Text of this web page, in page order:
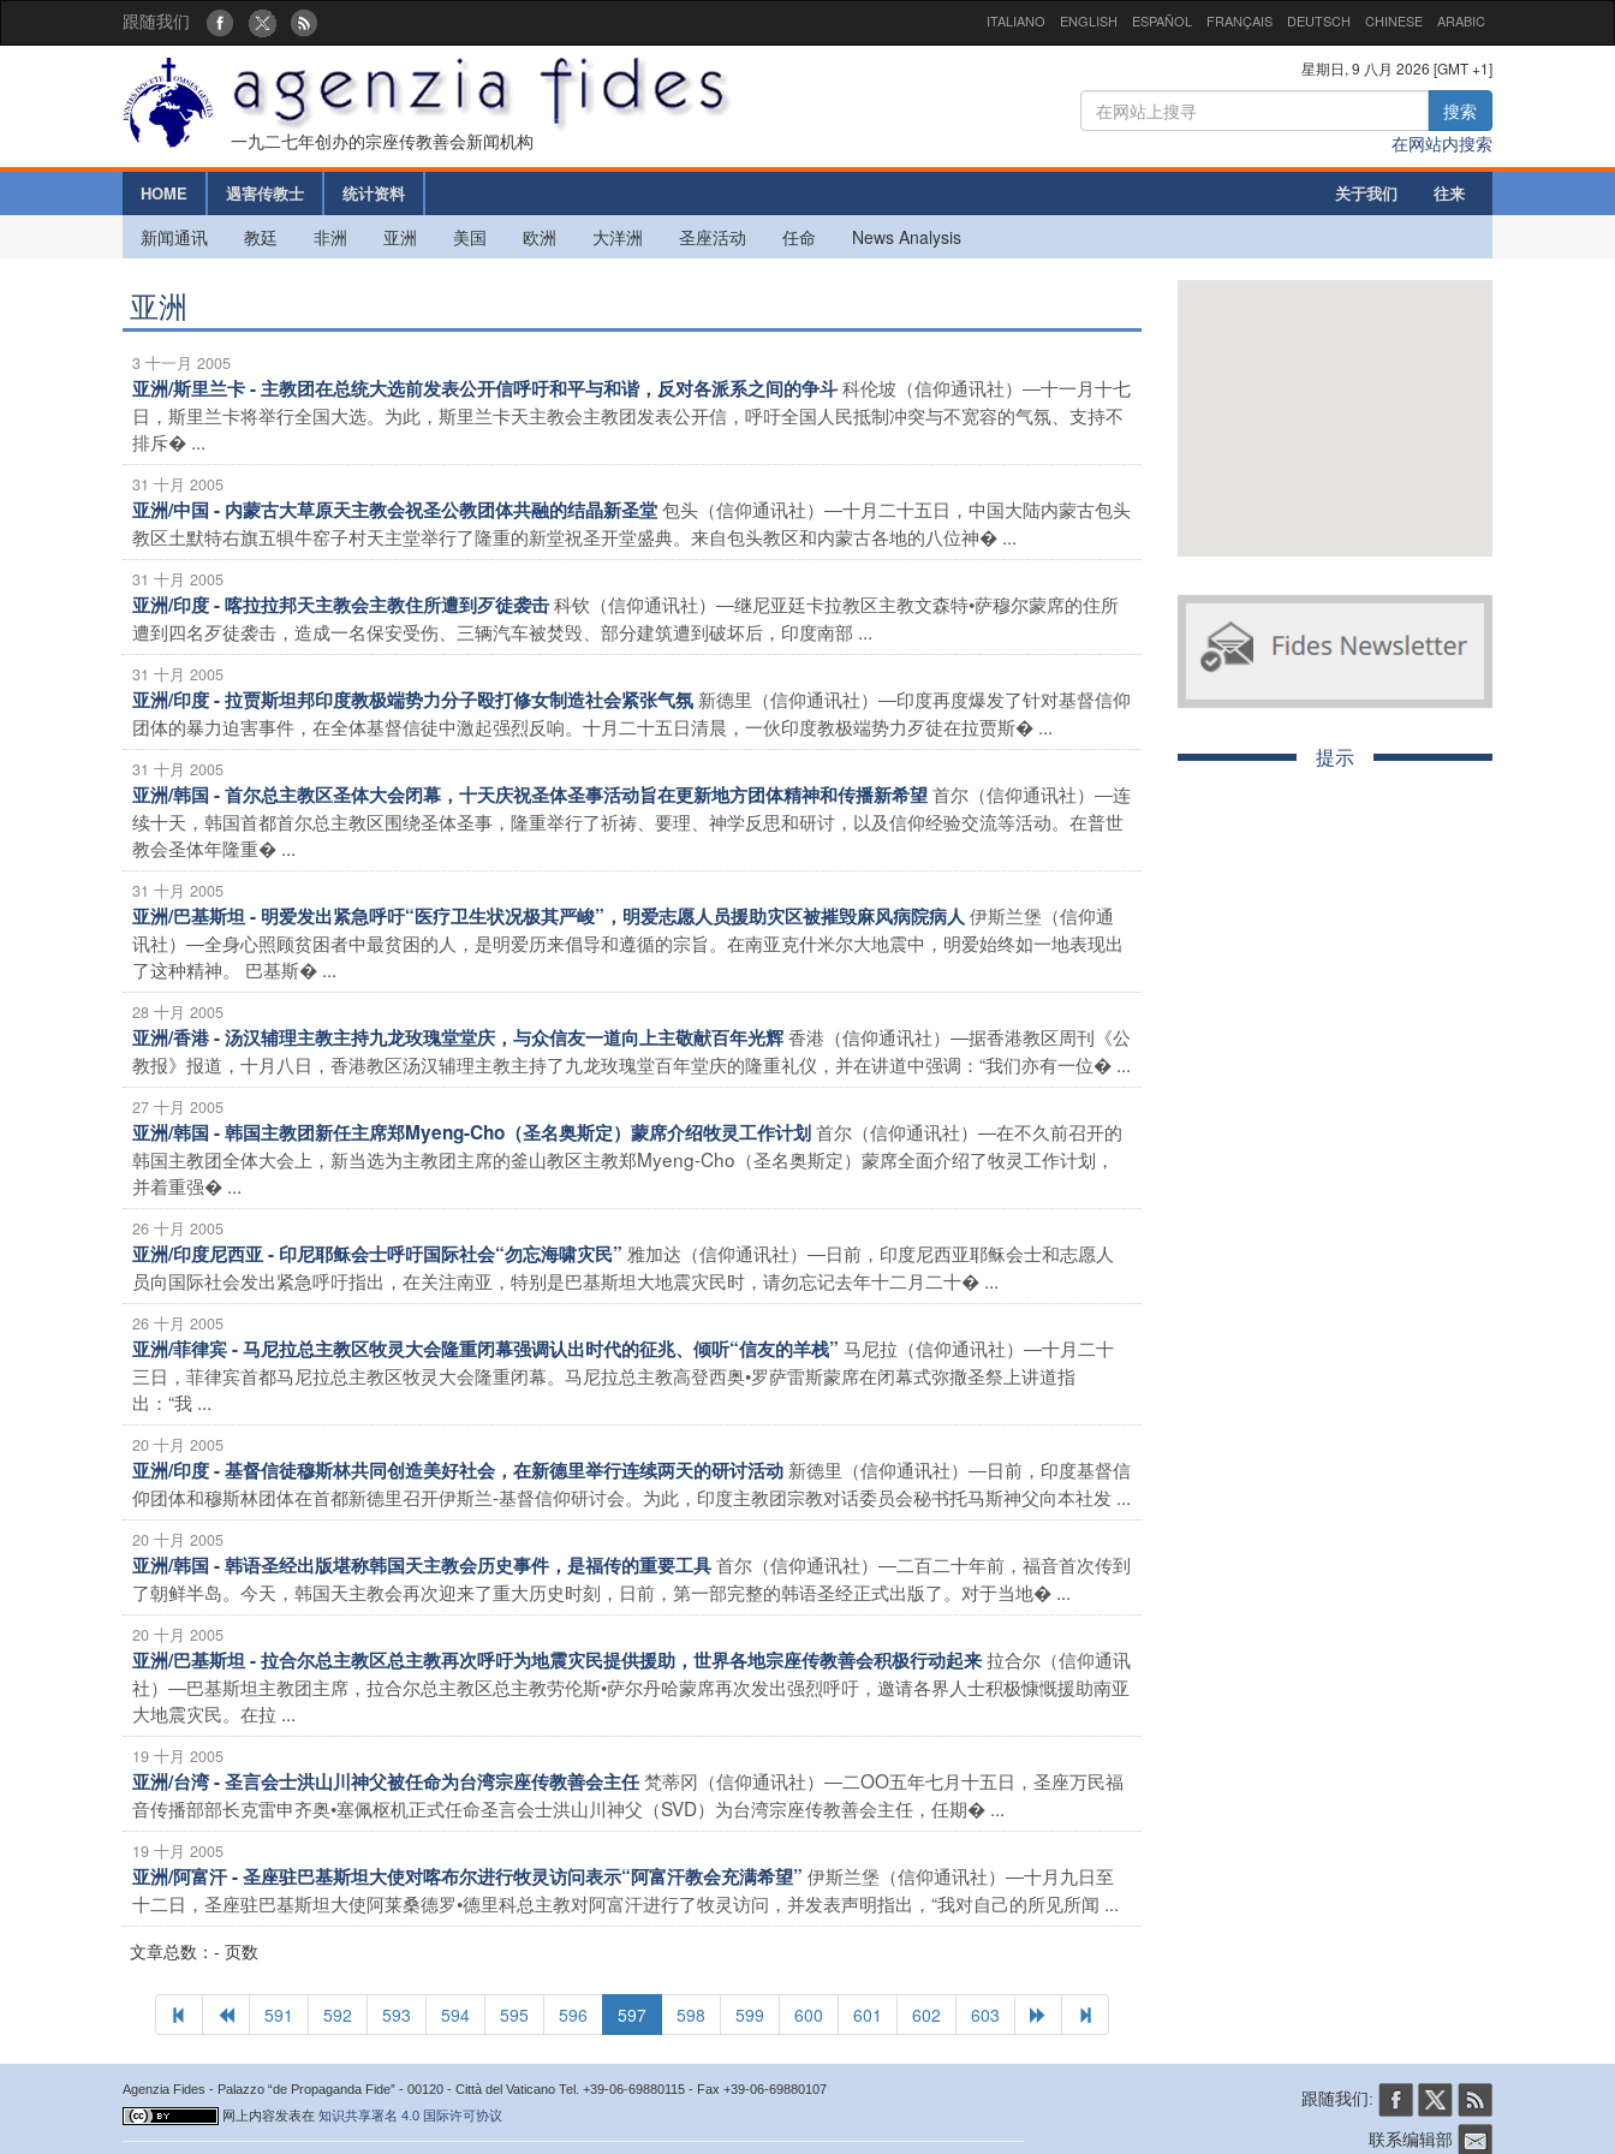
跟随我们 ITALIANO ENGLISH ESPAÑOL FRANÇAIS DEUTSCH CHINESE ARABIC
一九二七年创办的宗座传教善会新闻机构
星期日, 9 八月 2026 [GMT +1]
搜索
在网站内搜索
HOME 遇害传教士 统计资料 关于我们 往来
新闻通讯 教廷 非洲 亚洲 美国 欧洲 大洋洲 圣座活动 任命 News Analysis
亚洲
3 十一月 2005
亚洲/斯里兰卡 - 主教团在总统大选前发表公开信呼吁和平与和谐，反对各派系之间的争斗科伦坡（信仰通讯社）―十一月十七
日，斯里兰卡将举行全国大选。为此，斯里兰卡天主教会主教团发表公开信，呼吁全国人民抵制冲突与不宽容的气氛、支持不
排斥� ...
31 十月 2005
亚洲/中国 - 内蒙古大草原天主教会祝圣公教团体共融的结晶新圣堂包头（信仰通讯社）―十月二十五日，中国大陆内蒙古包头
教区土默特右旗五犋牛窑子村天主堂举行了隆重的新堂祝圣开堂盛典。来自包头教区和内蒙古各地的八位神� ...
31 十月 2005
亚洲/印度 - 喀拉拉邦天主教会主教住所遭到歹徒袭击科钦（信仰通讯社）―继尼亚廷卡拉教区主教文森特•萨穆尔蒙席的住所
遭到四名歹徒袭击，造成一名保安受伤、三辆汽车被焚毁、部分建筑遭到破坏后，印度南部 ...
31 十月 2005
亚洲/印度 - 拉贾斯坦邦印度教极端势力分子殴打修女制造社会紧张气氛 新德里（信仰通讯社）―印度再度爆发了针对基督信仰
团体的暴力迫害事件，在全体基督信徒中激起强烈反响。十月二十五日清晨，一伙印度教极端势力歹徒在拉贾斯� ...
31 十月 2005
亚洲/韩国 - 首尔总主教区圣体大会闭幕，十天庆祝圣体圣事活动旨在更新地方团体精神和传播新希望首尔（信仰通讯社）―连
续十天，韩国首都首尔总主教区围绕圣体圣事，隆重举行了祈祷、要理、神学反思和研讨，以及信仰经验交流等活动。在普世
教会圣体年隆重� ...
31 十月 2005
亚洲/巴基斯坦 - 明爱发出紧急呼吁“医疗卫生状况极其严峻”，明爱志愿人员援助灾区被摧毁麻风病院病人 伊斯兰堡（信仰通
讯社）―全身心照顾贫困者中最贫困的人，是明爱历来倡导和遵循的宗旨。在南亚克什米尔大地震中，明爱始终如一地表现出
了这种精神。 巴基斯� ...
28 十月 2005
亚洲/香港 - 汤汉辅理主教主持九龙玫瑰堂堂庆，与众信友一道向上主敬献百年光辉香港（信仰通讯社）―据香港教区周刊《公
教报》报道，十月八日，香港教区汤汉辅理主教主持了九龙玫瑰堂百年堂庆的隆重礼仪，并在讲道中强调：“我们亦有一位� ...
27 十月 2005
亚洲/韩国 - 韩国主教团新任主席郑Myeng-Cho（圣名奥斯定）蒙席介绍牧灵工作计划首尔（信仰通讯社）―在不久前召开的
韩国主教团全体大会上，新当选为主教团主席的釜山教区主教郑Myeng-Cho（圣名奥斯定）蒙席全面介绍了牧灵工作计划，
并着重强� ...
26 十月 2005
亚洲/印度尼西亚 - 印尼耶稣会士呼吁国际社会“勿忘海啸灾民” 雅加达（信仰通讯社）―日前，印度尼西亚耶稣会士和志愿人
员向国际社会发出紧急呼吁指出，在关注南亚，特别是巴基斯坦大地震灾民时，请勿忘记去年十二月二十� ...
26 十月 2005
亚洲/菲律宾 - 马尼拉总主教区牧灵大会隆重闭幕强调认出时代的征兆、倾听“信友的羊栈” 马尼拉（信仰通讯社）―十月二十
三日，菲律宾首都马尼拉总主教区牧灵大会隆重闭幕。马尼拉总主教高登西奥•罗萨雷斯蒙席在闭幕式弥撒圣祭上讲道指
出：“我 ...
20 十月 2005
亚洲/印度 - 基督信徒穆斯林共同创造美好社会，在新德里举行连续两天的研讨活动 新德里（信仰通讯社）―日前，印度基督信
仰团体和穆斯林团体在首都新德里召开伊斯兰-基督信仰研讨会。为此，印度主教团宗教对话委员会秘书托马斯神父向本社发 ...
20 十月 2005
亚洲/韩国 - 韩语圣经出版堪称韩国天主教会历史事件，是福传的重要工具首尔（信仰通讯社）―二百二十年前，福音首次传到
了朝鲜半岛。今天，韩国天主教会再次迎来了重大历史时刻，日前，第一部完整的韩语圣经正式出版了。对于当地� ...
20 十月 2005
亚洲/巴基斯坦 - 拉合尔总主教区总主教再次呼吁为地震灾民提供援助，世界各地宗座传教善会积极行动起来拉合尔（信仰通讯
社）―巴基斯坦主教团主席，拉合尔总主教区总主教劳伦斯•萨尔丹哈蒙席再次发出强烈呼吁，邀请各界人士积极慷慨援助南亚
大地震灾民。在拉 ...
19 十月 2005
亚洲/台湾 - 圣言会士洪山川神父被任命为台湾宗座传教善会主任梵蒂冈（信仰通讯社）―二OO五年七月十五日，圣座万民福
音传播部部长克雷申齐奥•塞佩枢机正式任命圣言会士洪山川神父（SVD）为台湾宗座传教善会主任，任期� ...
19 十月 2005
亚洲/阿富汗 - 圣座驻巴基斯坦大使对喀布尔进行牧灵访问表示“阿富汗教会充满希望” 伊斯兰堡（信仰通讯社）―十月九日至
十二日，圣座驻巴基斯坦大使阿莱桑德罗•德里科总主教对阿富汗进行了牧灵访问，并发表声明指出，“我对自己的所见所闻 ...
文章总数：- 页数
591 592 593 594 595 596 597 598 599 600 601 602 603
提示
Agenzia Fides - Palazzo “de Propaganda Fide” - 00120 - Città del Vaticano Tel. +39-06-69880115 - Fax +39-06-69880107
网上内容发表在 知识共享署名 4.0 国际许可协议
跟随我们:
联系编辑部